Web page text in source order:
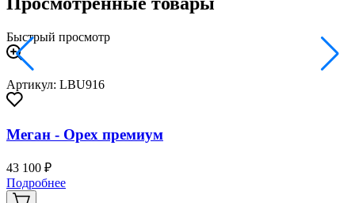
Быстрый просмотр
Артикул: LBU916
Меган - Орех премиум
43 100 ₽
Подробнее